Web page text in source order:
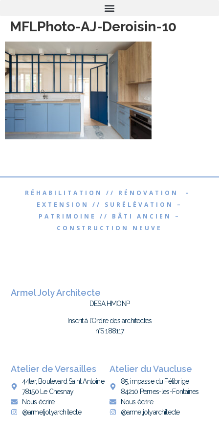
MFLPhoto-AJ-Deroisin-10
RÉHABILITATION // RÉNOVATION –
EXTENSION // SURÉLÉVATION –
PATRIMOINE // BÂTI ANCIEN –
CONSTRUCTION NEUVE
Armel Joly Architecte
DESA HMONP
Inscrit à l’Ordre des architectes
n°S 188117
Atelier de Versailles
44ter, Boulevard Saint Antoine
78150 Le Chesnay
Nous écrire
@armeljolyarchitecte
Atelier du Vaucluse
85, impasse du Félibrige
84210 Pernes-les-Fontaines
Nous écrire
@armeljolyarchitecte